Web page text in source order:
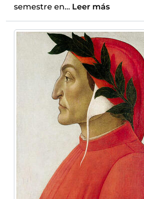
semestre en… Leer más